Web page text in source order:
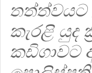
තත්ත්වයට
කැරළි යුද
කඩිගාවට